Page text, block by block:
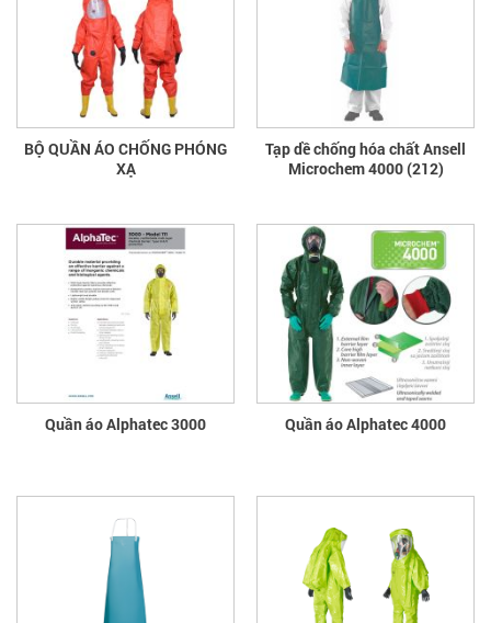
BỘ QUẦN ÁO CHỐNG PHÓNG
XẠ
Tạp dề chống hóa chất Ansell
Microchem 4000 (212)
Quần áo Alphatec 3000 Quần áo Alphatec 4000